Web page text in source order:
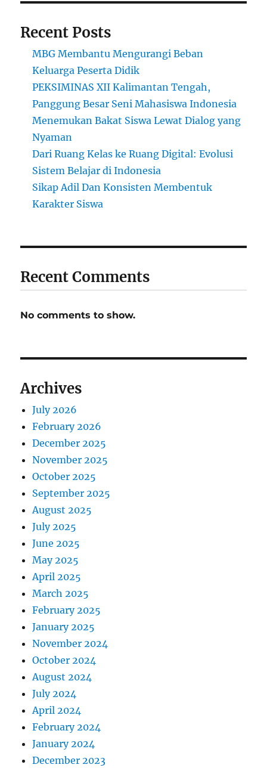
Recent Posts
MBG Membantu Mengurangi Beban
Keluarga Peserta Didik
PEKSIMINAS XII Kalimantan Tengah,
Panggung Besar Seni Mahasiswa Indonesia
Menemukan Bakat Siswa Lewat Dialog yang
Nyaman
Dari Ruang Kelas ke Ruang Digital: Evolusi
Sistem Belajar di Indonesia
Sikap Adil Dan Konsisten Membentuk
Karakter Siswa
Recent Comments
No comments to show.
Archives
July 2026
February 2026
December 2025
November 2025
October 2025
September 2025
August 2025
July 2025
June 2025
May 2025
April 2025
March 2025
February 2025
January 2025
November 2024
October 2024
August 2024
July 2024
April 2024
February 2024
January 2024
December 2023